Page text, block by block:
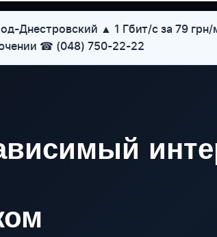
Днестровский ▲ 1 Гбит/с за 79 грн/
☎ (048) 750-22-22